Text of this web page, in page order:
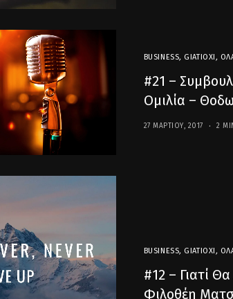
BUSINESS, GIATIOXI,
#21 –
Ομιλία –
27 ΜΑΡΤΊΟΥ, 2017 2
BUSINESS, GIATIOXI ,
#12 – Γιατί
Φιλοθέη